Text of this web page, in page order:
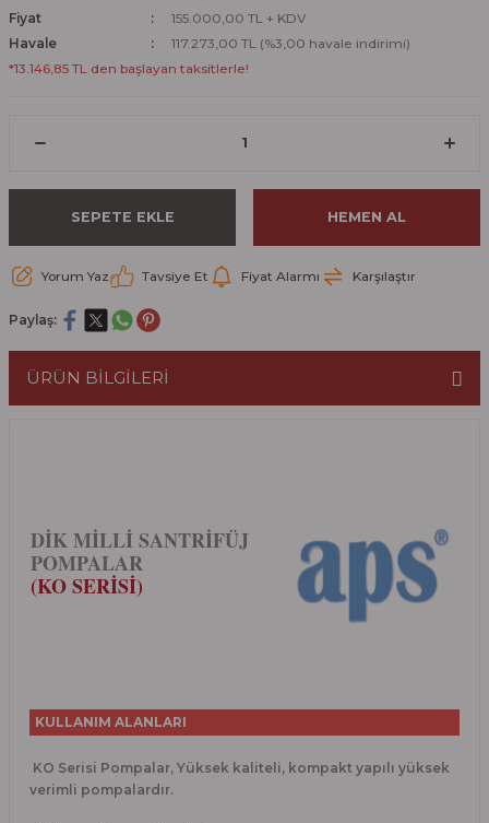
Fiyat
155.000,00 TL + KDV
Havale
117.273,00 TL (%3,00 havale indirimi)
*13.146,85 TL den başlayan taksitlerle!
SEPETE EKLE HEMEN AL
Yorum Yaz Tavsiye Et Fiyat Alarmı Karşılaştır
Paylaş:
ÜRÜN BİLGİLERİ
DİK MİLLİ SANTRİFÜJ
POMPALAR
(KO SERİSİ)
KULLANIM ALANLARI
KO Serisi Pompalar, Yüksek kaliteli, kompakt yapılı yüksek
verimli pompalardır.